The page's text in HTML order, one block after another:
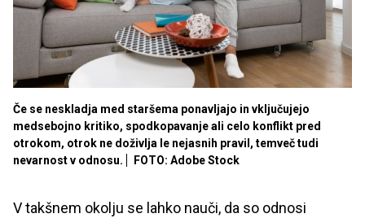
Če se neskladja med staršema ponavljajo in vključujejo
medsebojno kritiko, spodkopavanje ali celo konflikt pred
otrokom, otrok ne doživlja le nejasnih pravil, temveč tudi
nevarnost v odnosu.
FOTO: Adobe Stock
V takšnem okolju se lahko nauči, da so odnosi